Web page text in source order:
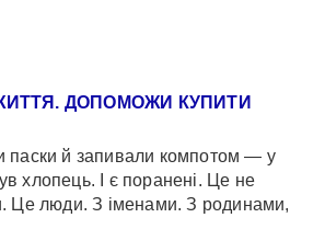
ДОПОМОЖИ КУПИТИ
паски й запивали компотом — у
хлопець. І є поранені. Це не
Це люди. З іменами. З родинами,